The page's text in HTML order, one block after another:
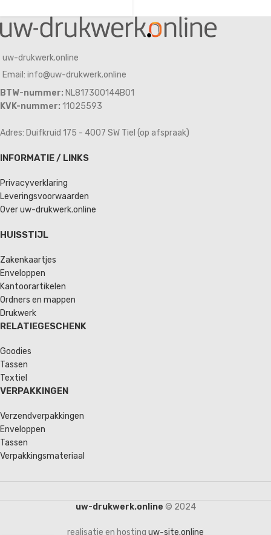
uw-drukwerk.online
Email: info@uw-drukwerk.online
BTW-nummer: NL817300144B01
KVK-nummer: 11025593
Adres: Duifkruid 175 - 4007 SW Tiel (op afspraak)
INFORMATIE / LINKS
Privacyverklaring
Leveringsvoorwaarden
Over uw-drukwerk.online
HUISSTIJL
Zakenkaartjes
Enveloppen
Kantoorartikelen
Ordners en mappen
Drukwerk
RELATIEGESCHENK
Goodies
Tassen
Textiel
VERPAKKINGEN
Verzendverpakkingen
Enveloppen
Tassen
Verpakkingsmateriaal
uw-drukwerk.online © 2024
realisatie en hosting uw-site.online